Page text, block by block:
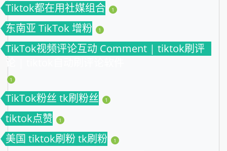
Tiktok都在用社媒组合 1
东南亚 TikTok 增粉 1
TikTok视频评论互动 Comment | tiktok刷评
论 | tiktok自动刷评论软件
1
TikTok粉丝 tk刷粉丝 1
tiktok点赞 1
美国 tiktok刷粉 tk刷粉 1